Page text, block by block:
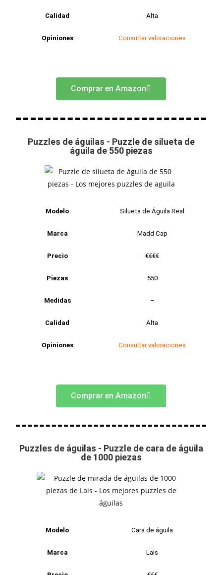
Calidad Alta
Opiniones Consultar valoraciones
Comprar en Amazon
Puzzles de águilas - Puzzle de silueta de
águila de 550 piezas
Modelo Silueta de Águila Real
Marca Madd Cap
Precio €€€€
Piezas 550
Medidas –
Calidad Alta
Opiniones Consultar valoraciones
Comprar en Amazon
Puzzles de águilas - Puzzle de cara de águila
de 1000 piezas
Modelo Cara de águila
Marca Lais